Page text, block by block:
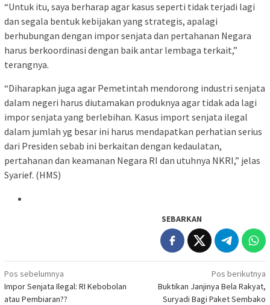
“Untuk itu, saya berharap agar kasus seperti tidak terjadi lagi
dan segala bentuk kebijakan yang strategis, apalagi
berhubungan dengan impor senjata dan pertahanan Negara
harus berkoordinasi dengan baik antar lembaga terkait,”
terangnya.
“Diharapkan juga agar Pemetintah mendorong industri senjata
dalam negeri harus diutamakan produknya agar tidak ada lagi
impor senjata yang berlebihan. Kasus import senjata ilegal
dalam jumlah yg besar ini harus mendapatkan perhatian serius
dari Presiden sebab ini berkaitan dengan kedaulatan,
pertahanan dan keamanan Negara RI dan utuhnya NKRI,” jelas
Syarief. (HMS)
SEBARKAN
Navigasi
pos
Pos sebelumnya
Impor Senjata Ilegal: RI Kebobolan
atau Pembiaran??
Pos berikutnya
Buktikan Janjinya Bela Rakyat,
Suryadi Bagi Paket Sembako